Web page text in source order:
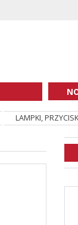
LAMPKI,